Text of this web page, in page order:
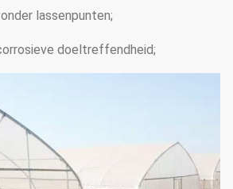
lassenpunten;
doeltreffendheid;